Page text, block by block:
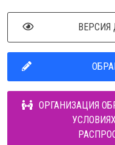
ОРГАНИЗАЦИЯ